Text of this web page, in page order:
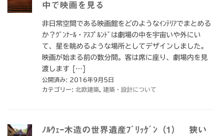
中で映画を見る
非日常空間である映画館をどのようなｲﾝﾃﾘｱでまとめる
か？ｸﾞﾝﾅｰﾙ・ｱｽﾌﾟﾙﾝﾄﾞは劇場の中を宇宙いや外にい
て、星を眺めるような場所としてデザインしました。
映画が始まる前の数分間。客は席に座り、劇場内を見
渡します […]
公開済み: 2016年9月5日
カテゴリー: 北欧建築 建築・設計について
ﾉﾙｳｪｰ木造の世界遺産ﾌﾞﾘｯｹﾞﾝ（1） 狭い